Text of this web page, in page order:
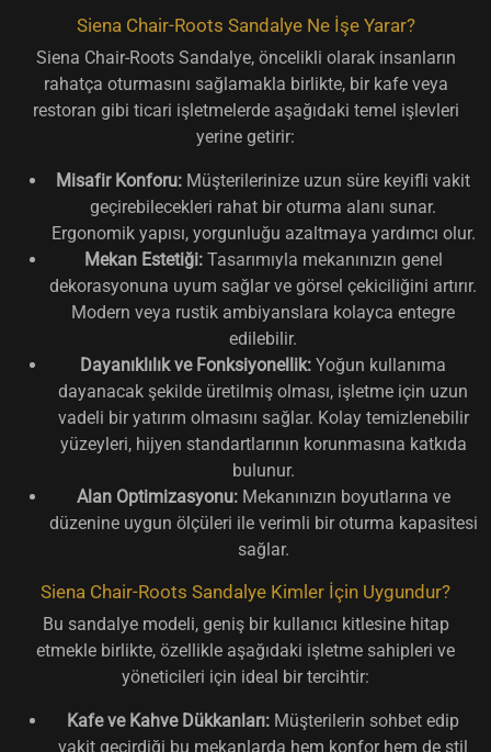
Siena Chair-Roots Sandalye Ne İşe Yarar?
Siena Chair-Roots Sandalye, öncelikli olarak insanların
rahatça oturmasını sağlamakla birlikte, bir kafe veya
restoran gibi ticari işletmelerde aşağıdaki temel işlevleri
yerine getirir:
Misafir Konforu: Müşterilerinize uzun süre keyifli vakit
geçirebilecekleri rahat bir oturma alanı sunar.
Ergonomik yapısı, yorgunluğu azaltmaya yardımcı olur.
Mekan Estetiği:Tasarımıyla mekanınızın genel
dekorasyonuna uyum sağlar ve görsel çekiciliğini artırır.
Modern veya rustik ambiyanslara kolayca entegre
edilebilir.
Dayanıklılık ve Fonksiyonellik: Yoğun kullanıma
dayanacak şekilde üretilmiş olması, işletme için uzun
vadeli bir yatırım olmasını sağlar. Kolay temizlenebilir
yüzeyleri, hijyen standartlarının korunmasına katkıda
bulunur.
Alan Optimizasyonu:Mekanınızın boyutlarına ve
düzenine uygun ölçüleri ile verimli bir oturma kapasitesi
sağlar.
Siena Chair-Roots Sandalye Kimler İçin Uygundur?
Bu sandalye modeli, geniş bir kullanıcı kitlesine hitap
etmekle birlikte, özellikle aşağıdaki işletme sahipleri ve
yöneticileri için ideal bir tercihtir:
Kafe ve Kahve Dükkanları: Müşterilerin sohbet edip
vakit geçirdiği bu mekanlarda hem konfor hem de stil